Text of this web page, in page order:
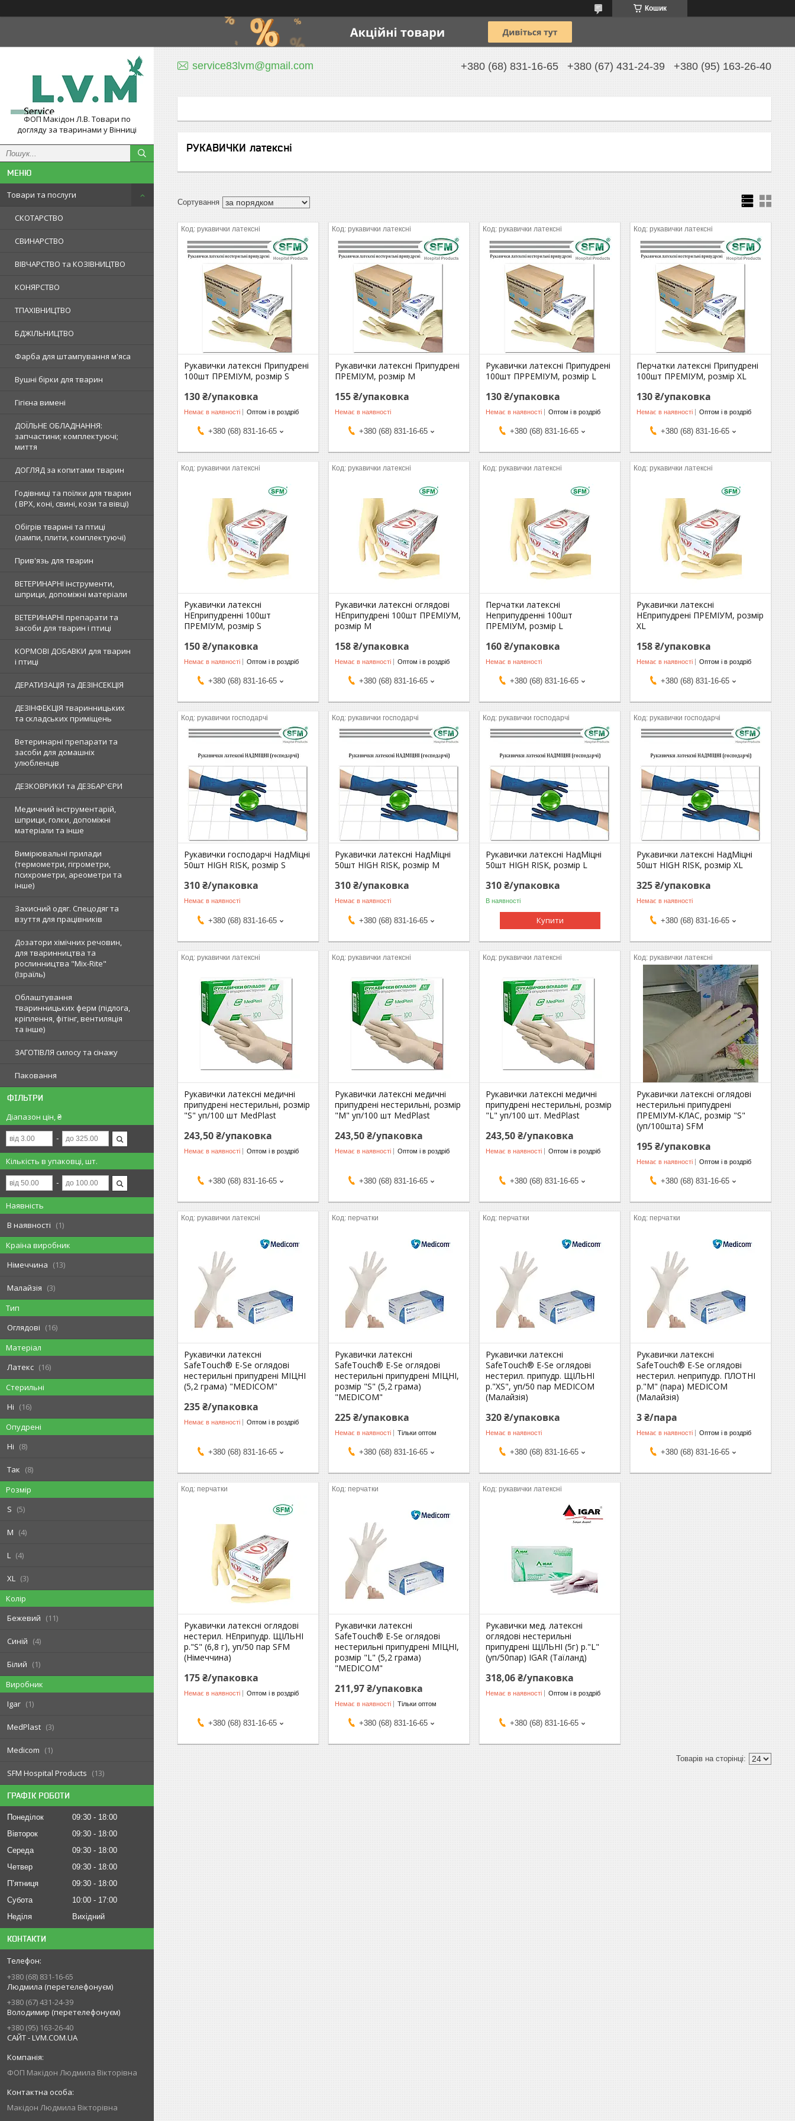
Кошик
ФОП Макідон Л.В. Товари по
догляду за тваринами у Вінниці
Товари та послуги
СКОТАРСТВО
СВИНАРСТВО
ВІВЧАРСТВО та КОЗІВНИЦТВО
КОНЯРСТВО
ТПАХІВНИЦТВО
БДЖІЛЬНИЦТВО
Фарба для штампування м'яса
Вушні бірки для тварин
Гігієна вимені
ДОЇЛЬНЕ ОБЛАДНАННЯ:
запчастини; комплектуючі;
миття
ДОГЛЯД за копитами тварин
Годівниці та поїлки для тварин
( ВРХ, коні, свині, кози та вівці)
Обігрів тварині та птиці
(лампи, плити, комплектуючі)
Прив'язь для тварин
ВЕТЕРИНАРНІ інструменти,
шприци, допоміжні матеріали
ВЕТЕРИНАРНІ препарати та
засоби для тварин і птиці
КОРМОВІ ДОБАВКИ для тварин
і птиці
ДЕРАТИЗАЦІЯ та ДЕЗІНСЕКЦІЯ
ДЕЗІНФЕКЦІЯ тваринницьких
та складських приміщень
Ветеринарні препарати та
засоби для домашніх
улюбленців
ДЕЗКОВРИКИ та ДЕЗБАР'ЄРИ
Медичний інструментарій,
шприци, голки, допоміжні
матеріали та інше
Вимірювальні прилади
(термометри, гігрометри,
психрометри, ареометри та
інше)
Захисний одяг. Спецодяг та
взуття для працівників
Дозатори хімічних речовин,
для тваринництва та
рослинництва "Mix-Rite"
(Ізраїль)
Облаштування
тваринницьких ферм (підлога,
кріплення, фітінг, вентиляція
та інше)
ЗАГОТІВЛЯ силосу та сінажу
Паковання
ФІЛЬТРИ
Діапазон цін, ₴
Кількість в упаковці, шт.
Наявність
В наявності
1
Країна виробник
Німеччина
13
Малайзія
3
Тип
Оглядові
16
Матеріал
Латекс
16
Стерильні
Ні
16
Опудрені
Ні
8
Так
8
Розмір
S
5
M 4
L 4
XL
3
Колір
Бежевий
11
Синій 4
Білий
1
Виробник
Igar
1
MedPlast 3
Medicom 1
SFM Hospital Products 13
ГРАФІК РОБОТИ
Понеділок 09:30
18:00
Вівторок
09:30
18:00
Середа
09:30
18:00
Четвер
09:30
18:00
Пʼятниця
09:30
18:00
Субота
10:00
17:00
Неділя
Вихідний
КОНТАКТИ
+380 (68) 831-16-65
Людмила (перетелефонуєм)
+380 (67) 431-24-39
Володимир (перетелефонуєм)
+380 (95) 163-26-40
САЙТ - LVM.COM.UA
ФОП Макідон Людмила Вікторівна
Макідон Людмила Вікторівна
service83lvm@gmail.com +380 (68) 831-16-65 +380 (67) 431-24-39 +380 (95) 163-26-40
РУКАВИЧКИ латексні
рукавички латексні
Рукавички латексні Припудрені
100шт ПРЕМІУМ, розмір S
130 ₴/упаковка
Немає в наявності Оптом і в роздріб
+380 (68) 831-16-65
рукавички латексні
Рукавички латексні Припудрені
ПРЕМІУМ, розмір М
155 ₴/упаковка
Немає в наявності
+380 (68) 831-16-65
рукавички латексні
Рукавички латексні Припудрені
100шт ПРРЕМІУМ, розмір L
130 ₴/упаковка
Немає в наявності Оптом і в роздріб
+380 (68) 831-16-65
рукавички латексні
Перчатки латексні Припудрені
100шт ПРЕМІУМ, розмір ХL
130 ₴/упаковка
Немає в наявності Оптом і в роздріб
+380 (68) 831-16-65
рукавички латексні
Рукавички латексні
НЕприпудренні 100шт
ПРЕМІУМ, розмір S
150 ₴/упаковка
Немає в наявності Оптом і в роздріб
+380 (68) 831-16-65
рукавички латексні
Рукавички латексні оглядові
НЕприпудрені 100шт ПРЕМІУМ,
розмір М
158 ₴/упаковка
Немає в наявності Оптом і в роздріб
+380 (68) 831-16-65
рукавички латексні
Перчатки латексні
Неприпудренні 100шт
ПРЕМІУМ, розмір L
160 ₴/упаковка
Немає в наявності
+380 (68) 831-16-65
рукавички латексні
Рукавички латексні
НЕприпудрені ПРЕМІУМ, розмір
XL
158 ₴/упаковка
Немає в наявності Оптом і в роздріб
+380 (68) 831-16-65
рукавички господарчі
Рукавички господарчі НадМіцні
50шт HIGH RISK, розмір S
310 ₴/упаковка
Немає в наявності
+380 (68) 831-16-65
рукавички господарчі
Рукавички латексні НадМіцні
50шт HIGH RISK, розмір М
310 ₴/упаковка
Немає в наявності
+380 (68) 831-16-65
рукавички господарчі
Рукавички латексні НадМіцні
50шт HIGH RISK, розмір L
310 ₴/упаковка
В наявності
Купити
рукавички господарчі
Рукавички латексні НадМіцні
50шт HIGH RISK, розмір ХL
325 ₴/упаковка
Немає в наявності
+380 (68) 831-16-65
рукавички латексні
Рукавички латексні медичні
припудрені нестерильні, розмір
"S" уп/100 шт MedPlast
243,50 ₴/упаковка
Немає в наявності Оптом і в роздріб
+380 (68) 831-16-65
рукавички латексні
Рукавички латексні медичні
припудрені нестерильні, розмір
"М" уп/100 шт MedPlast
243,50 ₴/упаковка
Немає в наявності Оптом і в роздріб
+380 (68) 831-16-65
рукавички латексні
Рукавички латексні медичні
припудрені нестерильні, розмір
"L" уп/100 шт. MedPlast
243,50 ₴/упаковка
Немає в наявності Оптом і в роздріб
+380 (68) 831-16-65
рукавички латексні
Рукавички латексні оглядові
нестерильні припудрені
ПРЕМІУМ-КЛАС, розмір "S"
(уп/100шта) SFM
195 ₴/упаковка
Немає в наявності Оптом і в роздріб
+380 (68) 831-16-65
рукавички латексні
Рукавички латексні
SafeTouch® E-Se оглядові
нестерильні припудрені МІЦНІ
(5,2 грама) "MEDICOM"
235 ₴/упаковка
Немає в наявності Оптом і в роздріб
+380 (68) 831-16-65
перчатки
Рукавички латексні
SafeTouch® E-Se оглядові
нестерильні припудрені МІЦНІ,
розмір "S" (5,2 грама)
"MEDICOM"
225 ₴/упаковка
Немає в наявності Тільки оптом
+380 (68) 831-16-65
перчатки
Рукавички латексні
SafeTouch® E-Se оглядові
нестерил. припудр. ЩІЛЬНІ
р."ХЅ", уп/50 пар MEDICOM
(Малайзія)
320 ₴/упаковка
Немає в наявності
+380 (68) 831-16-65
перчатки
Рукавички латексні
SafeTouch® E-Se оглядові
нестерил. неприпудр. ПЛОТНІ
р."М" (пара) MEDICOM
(Малайзія)
3 ₴/пара
Немає в наявності Оптом і в роздріб
+380 (68) 831-16-65
перчатки
Рукавички латексні оглядові
нестерил. НЕприпудр. ЩІЛЬНІ
р."S" (6,8 г), уп/50 пар SFM
(Німеччина)
175 ₴/упаковка
Немає в наявності Оптом і в роздріб
+380 (68) 831-16-65
перчатки
Рукавички латексні
SafeTouch® E-Se оглядові
нестерильні припудрені МІЦНІ,
розмір "L" (5,2 грама)
"MEDICOM"
211,97 ₴/упаковка
Немає в наявності Тільки оптом
+380 (68) 831-16-65
рукавички латексні
Рукавички мед. латексні
оглядові нестерильні
припудрені ЩІЛЬНІ (5г) р."L"
(уп/50пар) IGAR (Таїланд)
318,06 ₴/упаковка
Немає в наявності Оптом і в роздріб
+380 (68) 831-16-65